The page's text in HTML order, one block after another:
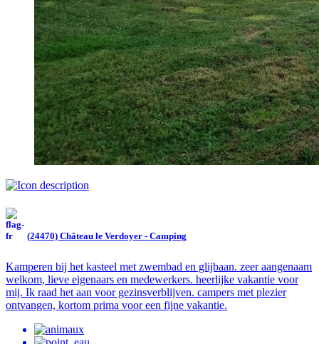
(24470) Château le Verdoyer - Camping
Kamperen bij het kasteel met zwembad en glijbaan. zeer aangenaam
welkom, lieve eigenaars en medewerkers. heerlijke vakantie voor
mij. Ik raad het aan voor gezinsverblijven. campers met plezier
ontvangen, kortom prima voor een fijne vakantie.